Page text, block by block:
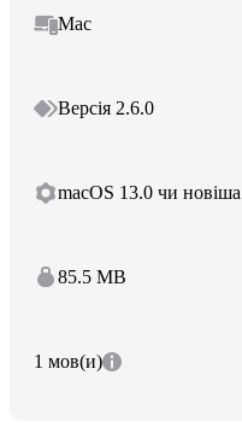
Mac
Версія 2.6.0
macOS 13.0 чи новіша
85.5 MB
1 мов(и)